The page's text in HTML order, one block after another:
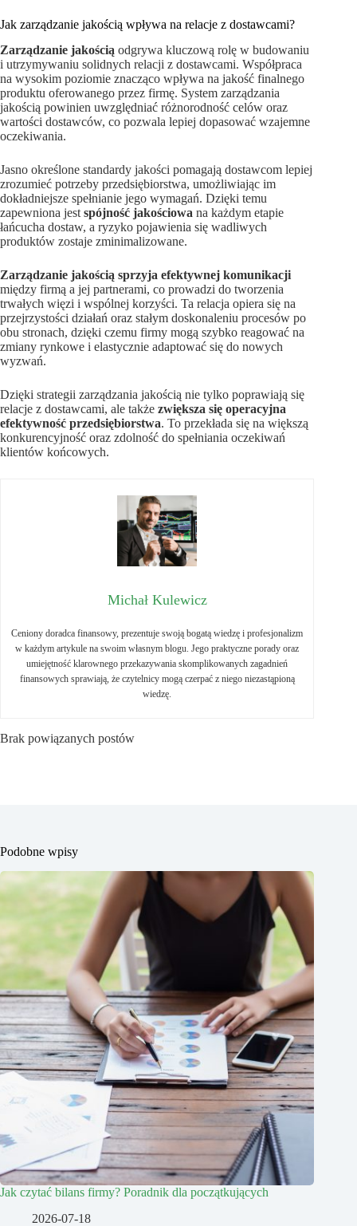
Jak zarządzanie jakością wpływa na relacje z dostawcami?
Zarządzanie jakością odgrywa kluczową rolę w budowaniu
i utrzymywaniu solidnych relacji z dostawcami. Współpraca
na wysokim poziomie znacząco wpływa na jakość finalnego
produktu oferowanego przez firmę. System zarządzania
jakością powinien uwzględniać różnorodność celów oraz
wartości dostawców, co pozwala lepiej dopasować wzajemne
oczekiwania.
Jasno określone standardy jakości pomagają dostawcom lepiej
zrozumieć potrzeby przedsiębiorstwa, umożliwiając im
dokładniejsze spełnianie jego wymagań. Dzięki temu
zapewniona jest spójność jakościowa na każdym etapie
łańcucha dostaw, a ryzyko pojawienia się wadliwych
produktów zostaje zminimalizowane.
Zarządzanie jakością sprzyja efektywnej komunikacji
między firmą a jej partnerami, co prowadzi do tworzenia
trwałych więzi i wspólnej korzyści. Ta relacja opiera się na
przejrzystości działań oraz stałym doskonaleniu procesów po
obu stronach, dzięki czemu firmy mogą szybko reagować na
zmiany rynkowe i elastycznie adaptować się do nowych
wyzwań.
Dzięki strategii zarządzania jakością nie tylko poprawiają się
relacje z dostawcami, ale także zwiększa się operacyjna
efektywność przedsiębiorstwa. To przekłada się na większą
konkurencyjność oraz zdolność do spełniania oczekiwań
klientów końcowych.
Michał Kulewicz
Ceniony doradca finansowy, prezentuje swoją bogatą wiedzę i profesjonalizm
w każdym artykule na swoim własnym blogu. Jego praktyczne porady oraz
umiejętność klarownego przekazywania skomplikowanych zagadnień
finansowych sprawiają, że czytelnicy mogą czerpać z niego niezastąpioną
wiedzę.
Brak powiązanych postów
Podobne wpisy
Jak czytać bilans firmy? Poradnik dla początkujących
2026-07-18